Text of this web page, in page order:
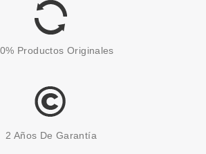
45.99€
Productos Originales
2 Años De Garantía